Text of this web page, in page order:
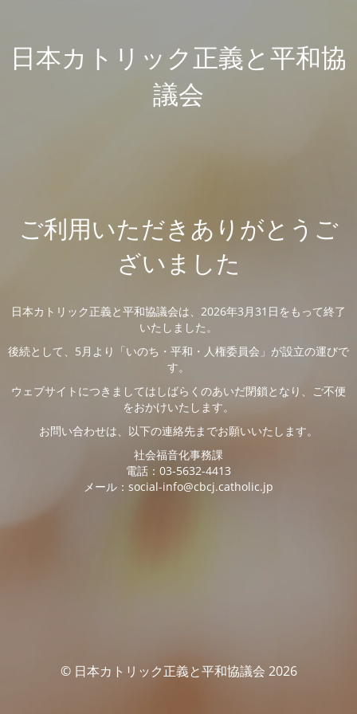
日本カトリック正義と平和協
議会
ご利用いただきありがとうご
ざいました
日本カトリック正義と平和協議会は、2026年3月31日をもって終了
いたしました。
後続として、5月より「いのち・平和・人権委員会」が設立の運びで
す。
ウェブサイトにつきましてはしばらくのあいだ閉鎖となり、ご不便
をおかけいたします。
お問い合わせは、以下の連絡先までお願いいたします。
社会福音化事務課
電話：03-5632-4413
メール：social-info@cbcj.catholic.jp
© 日本カトリック正義と平和協議会 2026